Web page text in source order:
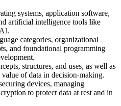
systems, application software,
artificial intelligence tools like
categories, organizational
and foundational programming
structures, and uses, as well as
of data in decision-making.
devices, managing
to protect data at rest and in